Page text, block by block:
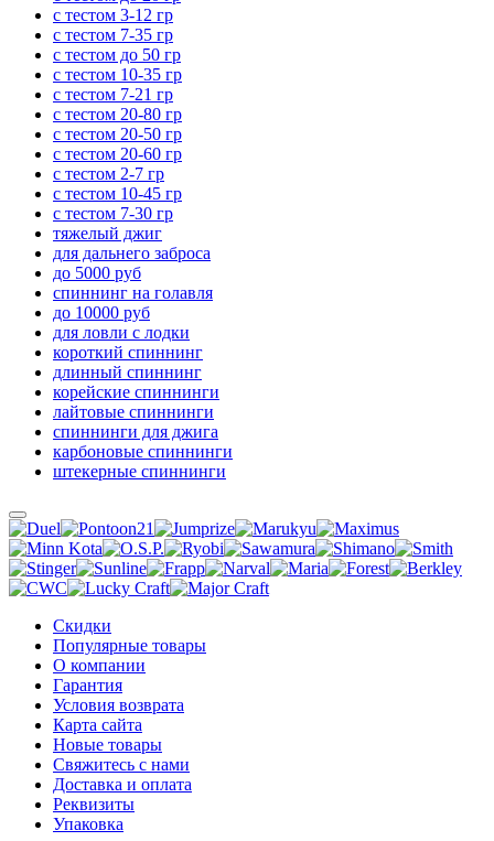
с тестом 3-12 гр
с тестом 7-35 гр
с тестом до 50 гр
с тестом 10-35 гр
с тестом 7-21 гр
с тестом 20-80 гр
с тестом 20-50 гр
с тестом 20-60 гр
с тестом 2-7 гр
с тестом 10-45 гр
с тестом 7-30 гр
тяжелый джиг
для дальнего заброса
до 5000 руб
спиннинг на голавля
до 10000 руб
для ловли с лодки
короткий спиннинг
длинный спиннинг
корейские спиннинги
лайтовые спиннинги
спиннинги для джига
карбоновые спиннинги
штекерные спиннинги
Скидки
Популярные товары
О компании
Гарантия
Условия возврата
Карта сайта
Новые товары
Свяжитесь с нами
Доставка и оплата
Реквизиты
Упаковка